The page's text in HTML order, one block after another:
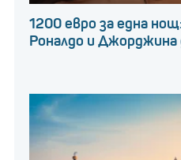
1200 евро за една
Роналдо и